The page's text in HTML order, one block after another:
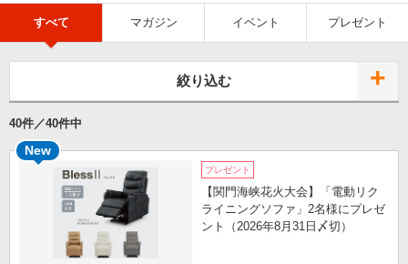
すべて マガジン イベント プレゼント
絞り込む
40件／40件中
New
プレゼント
【関門海峡花火大会】「電動リク
ライニングソファ」2名様にプレゼ
ント（2026年8月31日〆切）